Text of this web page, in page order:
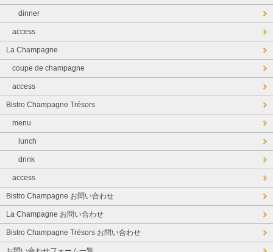
dinner
access
La Champagne
coupe de champagne
access
Bistro Champagne Trésors
menu
lunch
drink
access
Bistro Champagne お問い合わせ
La Champagne お問い合わせ
Bistro Champagne Trésors お問い合わせ